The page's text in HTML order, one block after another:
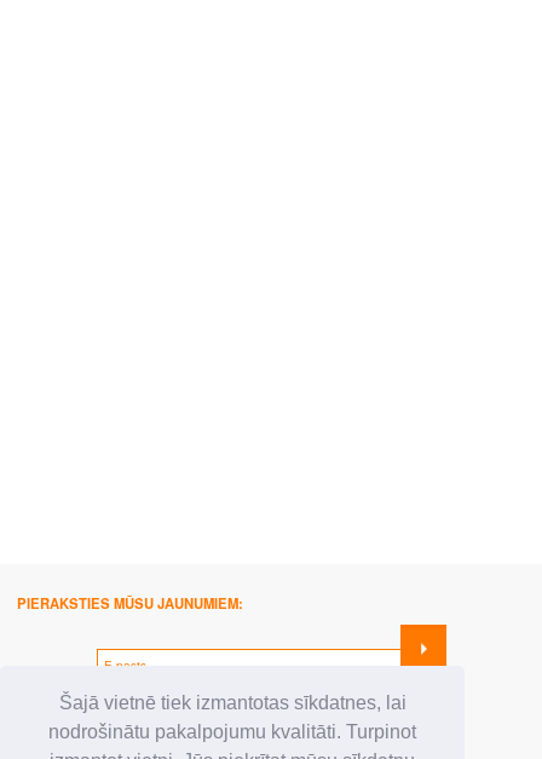
Šajā vietnē tiek izmantotas sīkdatnes, lai
nodrošinātu pakalpojumu kvalitāti. Turpinot
PIERAKSTIES MŪSU JAUNUMIEM:
SEKO MUMS: